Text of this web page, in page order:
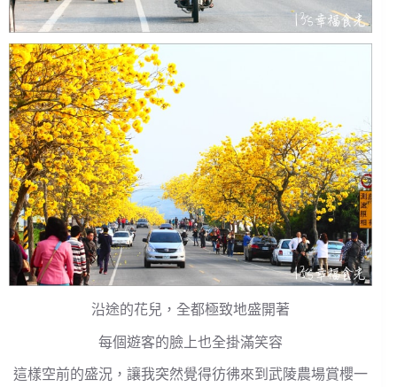
沿途的花兒，全都極致地盛開著
每個遊客的臉上也全掛滿笑容
這樣空前的盛況，讓我突然覺得彷彿來到武陵農場賞櫻一